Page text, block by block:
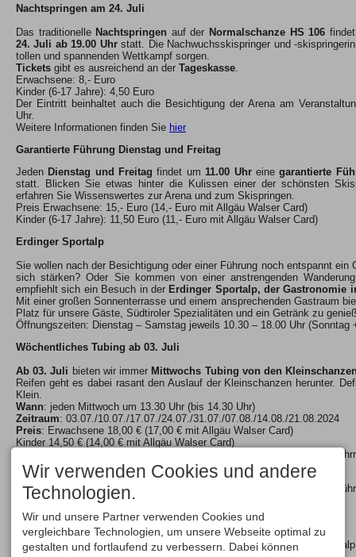
Nachtspringen am 24. Juli
Das traditionelle Nachtspringen auf der Normalschanze HS 106
24. Juli ab 19.00 Uhrstatt. Die Nachwuchsskispringer und -
tollen und spannenden Wettkampf sorgen.
Tickets gibt es ausreichend an der Tageskasse.
Erwachsene: 8,- Euro
Kinder (6-17 Jahre): 4,50 Euro
Der Eintritt beinhaltet auch die Besichtigung der Arena am
Uhr.
Weitere Informationen finden Sie hier
Garantierte Führung Dienstag und Freitag
Jeden Dienstag und Freitag findet um11.00 Uhreinegarantierte
statt. Blicken Sie etwas hinter die Kulissen einer der schönsten
erfahren Sie Wissenswertes zur Arena und zum Skispringen.
Preis Erwachsene: 15,- Euro (14,- Euro mit Allgäu Walser Card)
Kinder (6-17 Jahre): 11,50 Euro (11,- Euro mit Allgäu Walser Card)
Erdinger Sportalp
Sie wollen nach der Besichtigung oder einer Führung noch entspannt ein
sich stärken? Oder Sie kommen von einer anstrengenden
empfiehlt sich ein Besuch in der Erdinger Sportalp, der Gastronomie
Mit einer großen Sonnenterrasse und einem ansprechenden Gastraum
Platz für unsere Gäste, Südtiroler Spezialitäten und ein Getränk zu
Öffnungszeiten: Dienstag – Samstag jeweils 10.30 – 18.00 Uhr (Sonntag
Wöchentliches Tubing ab 03. Juli
Ab 03. Juli bieten wir immer Mittwochs Tubing von den
Reifen geht es dabei rasant den Auslauf der Kleinschanzen herunter.
Klein.
Wann: jeden Mittwoch um 13.30 Uhr (bis 14.30 Uhr)
Zeitraum: 03.07./10.07./17.07./24.07./31.07./07.08./14.08./21.08.2024
Preis: Erwachsene 18,00 € (17,00 € mit Allgäu Walser Card)
Kinder 14,50 € (14,00 € mit Allgäu Walser Card)
: Bitte nach Möglichkeit eigenen Helm mitbringen (z.B.
tragen.
Wir freuen uns auf Ihren Besuch, ob im Rahmen einer Besichtigung,
oder in der Erdinger Sportalp.
Mit freundlichen Grüßen
Ihr Team der Skiclub Oberstdorf Veranstaltungs GmbH | Erdinger Sportalp
Wir verwenden Cookies und andere
Technologien.
Wir und unsere Partner verwenden Cookies und
vergleichbare Technologien, um unsere Webseite optimal zu
gestalten und fortlaufend zu verbessern. Dabei können